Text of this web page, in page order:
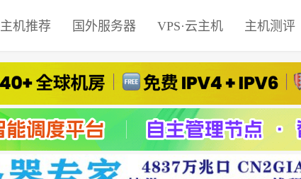
主机推荐 国外服务器 VPS·云主机 主机测评